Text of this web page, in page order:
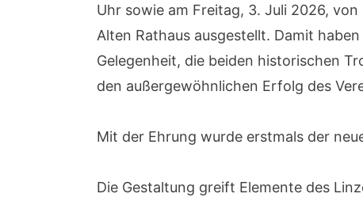
Uhr sowie am Freitag, 3. Juli 2026,
Alten Rathaus ausgestellt. Damit
Gelegenheit, die beiden historischen
den außergewöhnlichen Erfolg des
Mit der Ehrung wurde erstmals der
Die Gestaltung greift Elemente des